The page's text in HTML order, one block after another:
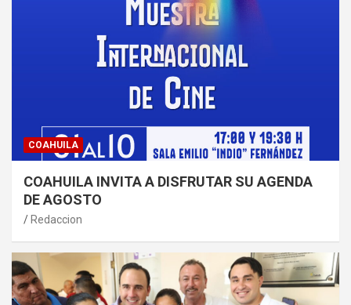
COAHUILA
COAHUILA INVITA A DISFRUTAR SU AGENDA
DE AGOSTO
Redaccion